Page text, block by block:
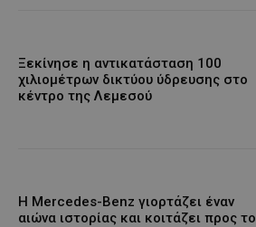
Ξεκίνησε η αντικατάσταση 100
χιλιομέτρων δικτύου ύδρευσης στο
κέντρο της Λεμεσού
Η Mercedes-Benz γιορτάζει έναν
αιώνα ιστορίας και κοιτάζει προς το